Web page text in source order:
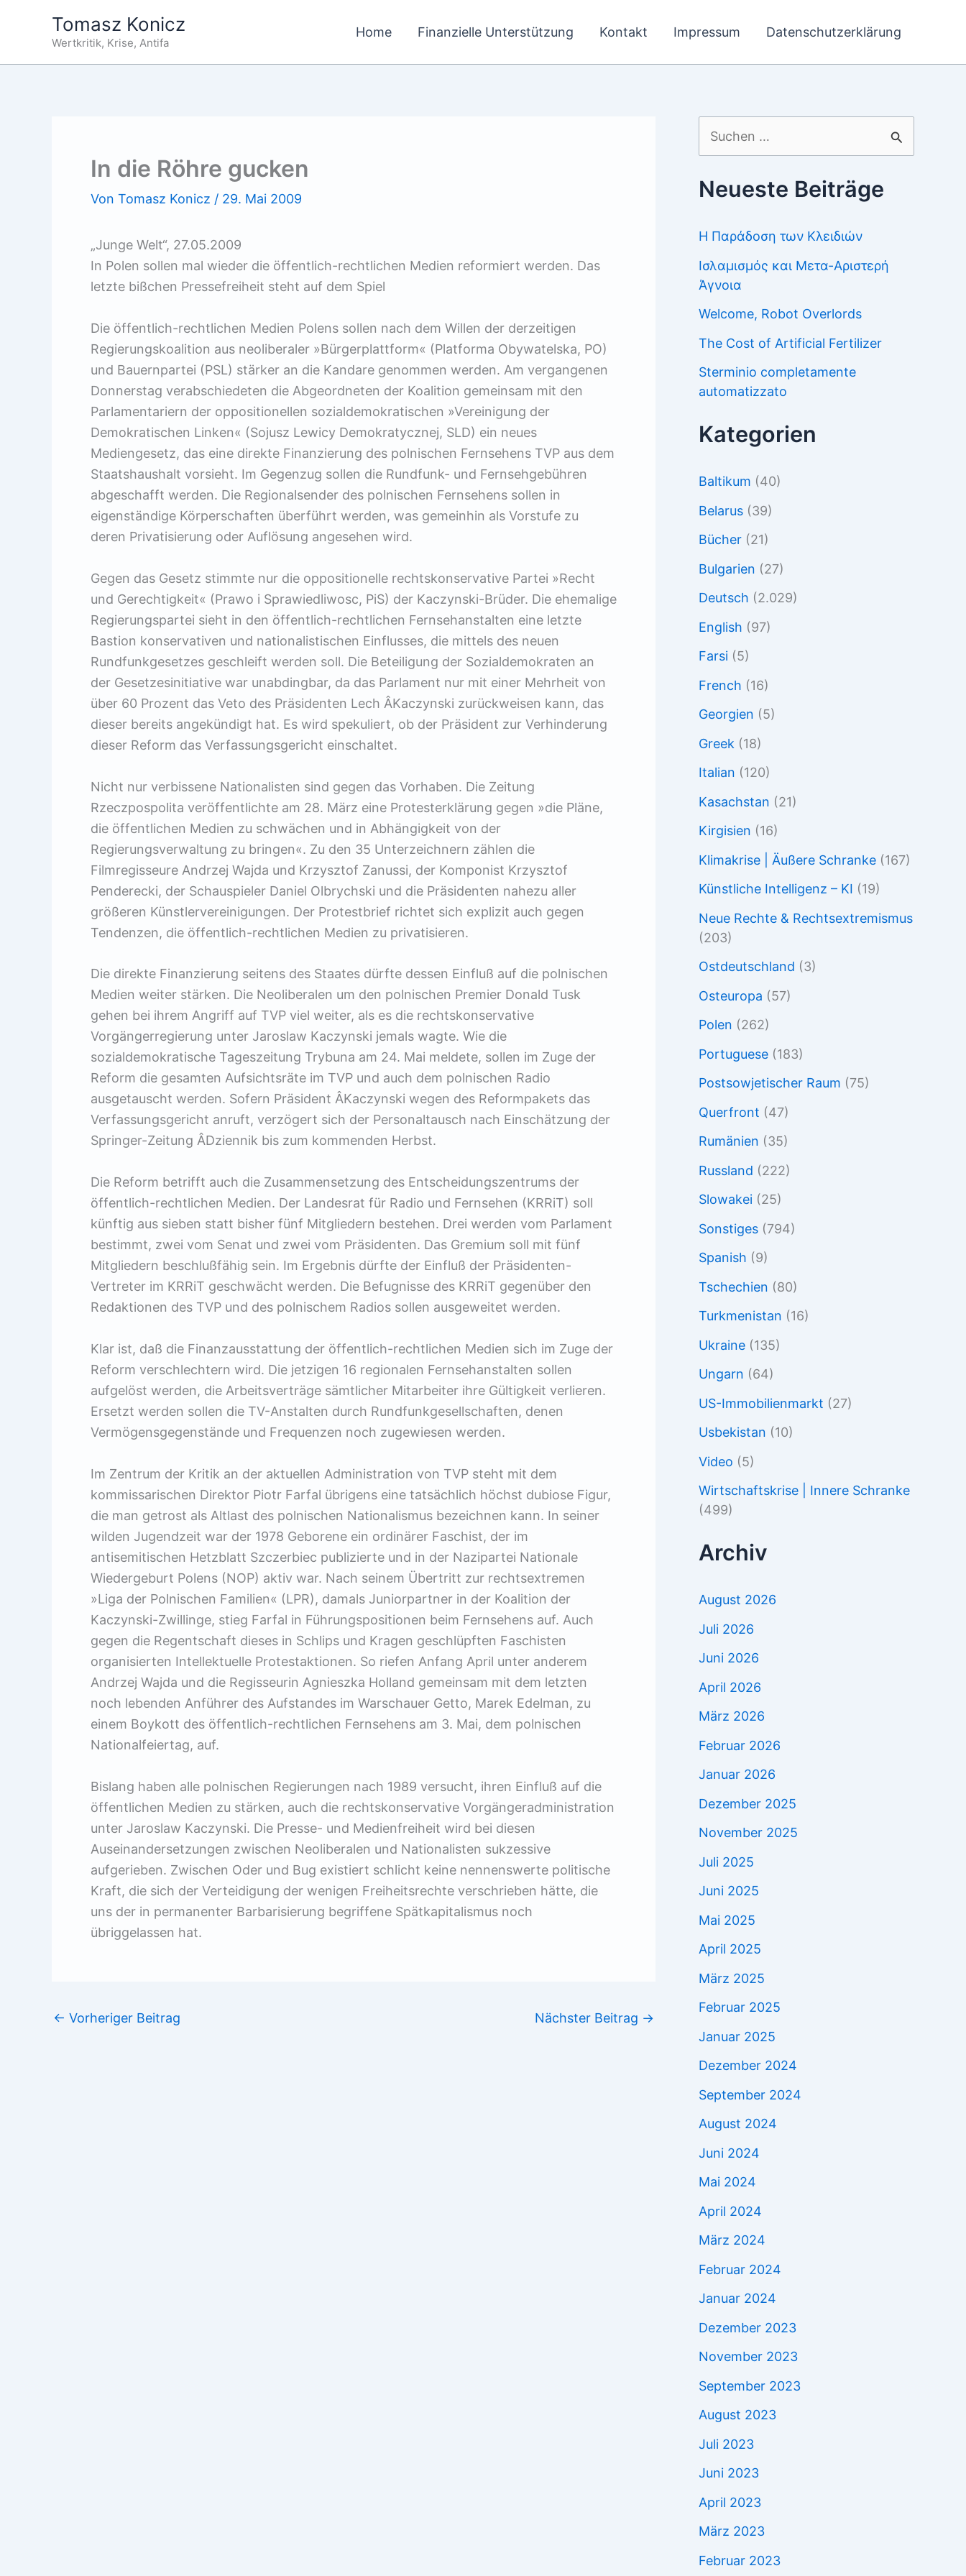
Tomasz Konicz
Wertkritik, Krise, Antifa
Home Finanzielle Unterstützung Kontakt Impressum Datenschutzerklärung
In die Röhre gucken
Von Tomasz Konicz / 29. Mai 2009
„Junge Welt“, 27.05.2009
In Polen sollen mal wieder die öffentlich-rechtlichen Medien reformiert werden. Das
letzte bißchen Pressefreiheit steht auf dem Spiel
Die öffentlich-rechtlichen Medien Polens sollen nach dem Willen der derzeitigen
Regierungskoalition aus neoliberaler »Bürgerplattform« (Platforma Obywatelska, PO)
und Bauernpartei (PSL) stärker an die Kandare genommen werden. Am vergangenen
Donnerstag verabschiedeten die Abgeordneten der Koalition gemeinsam mit den
Parlamentariern der oppositionellen sozialdemokratischen »Vereinigung der
Demokratischen Linken« (Sojusz Lewicy Demokratycznej, SLD) ein neues
Mediengesetz, das eine direkte Finanzierung des polnischen Fernsehens TVP aus dem
Staatshaushalt vorsieht. Im Gegenzug sollen die Rundfunk- und Fernsehgebühren
abgeschafft werden. Die Regionalsender des polnischen Fernsehens sollen in
eigenständige Körperschaften überführt werden, was gemeinhin als Vorstufe zu
deren Privatisierung oder Auflösung angesehen wird.
Gegen das Gesetz stimmte nur die oppositionelle rechtskonservative Partei »Recht
und Gerechtigkeit« (Prawo i Sprawiedliwosc, PiS) der Kaczynski-Brüder. Die ehemalige
Regierungspartei sieht in den öffentlich-rechtlichen Fernsehanstalten eine letzte
Bastion konservativen und nationalistischen Einflusses, die mittels des neuen
Rundfunkgesetzes geschleift werden soll. Die Beteiligung der Sozialdemokraten an
der Gesetzesinitiative war unabdingbar, da das Parlament nur mit einer Mehrheit von
über 60 Prozent das Veto des Präsidenten Lech Â­Kaczynski zurückweisen kann, das
dieser bereits angekündigt hat. Es wird spekuliert, ob der Präsident zur Verhinderung
dieser Reform das Verfassungsgericht einschaltet.
Nicht nur verbissene Nationalisten sind gegen das Vorhaben. Die Zeitung
Rzeczpospolita veröffentlichte am 28. März eine Protesterklärung gegen »die Pläne,
die öffentlichen Medien zu schwächen und in Abhängigkeit von der
Regierungsverwaltung zu bringen«. Zu den 35 Unterzeichnern zählen die
Filmregisseure Andrzej Wajda und Krzysztof Zanussi, der Komponist Krzysztof
Penderecki, der Schauspieler Daniel Olbrychski und die Präsidenten nahezu aller
größeren Künstlervereinigungen. Der Protestbrief richtet sich explizit auch gegen
Tendenzen, die öffentlich-rechtlichen Medien zu privatisieren.
Die direkte Finanzierung seitens des Staates dürfte dessen Einfluß auf die polnischen
Medien weiter stärken. Die Neoliberalen um den polnischen Premier Donald Tusk
gehen bei ihrem Angriff auf TVP viel weiter, als es die rechtskonservative
Vorgängerregierung unter Jaroslaw Kaczynski jemals wagte. Wie die
sozialdemokratische Tageszeitung Trybuna am 24. Mai meldete, sollen im Zuge der
Reform die gesamten Aufsichtsräte im TVP und auch dem polnischen Radio
ausgetauscht werden. Sofern Präsident Â­Kaczynski wegen des Reformpakets das
Verfassungsgericht anruft, verzögert sich der Personaltausch nach Einschätzung der
Springer-Zeitung Â­Dziennik bis zum kommenden Herbst.
Die Reform betrifft auch die Zusammensetzung des Entscheidungszentrums der
öffentlich-rechtlichen Medien. Der Landesrat für Radio und Fernsehen (KRRiT) soll
künftig aus sieben statt bisher fünf Mitgliedern bestehen. Drei werden vom Parlament
bestimmt, zwei vom Senat und zwei vom Präsidenten. Das Gremium soll mit fünf
Mitgliedern beschlußfähig sein. Im Ergebnis dürfte der Einfluß der Präsidenten-
Vertreter im KRRiT geschwächt werden. Die Befugnisse des KRRiT gegenüber den
Redaktionen des TVP und des polnischem Radios sollen ausgeweitet werden.
Klar ist, daß die Finanzausstattung der öffentlich-rechtlichen Medien sich im Zuge der
Reform verschlechtern wird. Die jetzigen 16 regionalen Fernsehanstalten sollen
aufgelöst werden, die Arbeitsverträge sämtlicher Mitarbeiter ihre Gültigkeit verlieren.
Ersetzt werden sollen die TV-Anstalten durch Rundfunkgesellschaften, denen
Vermögensgegenstände und Frequenzen noch zugewiesen werden.
Im Zentrum der Kritik an der aktuellen Administration von TVP steht mit dem
kommissarischen Direktor Piotr Farfal übrigens eine tatsächlich höchst dubiose Figur,
die man getrost als Altlast des polnischen Nationalismus bezeichnen kann. In seiner
wilden Jugendzeit war der 1978 Geborene ein ordinärer Faschist, der im
antisemitischen Hetzblatt Szczerbiec publizierte und in der Nazipartei Nationale
Wiedergeburt Polens (NOP) aktiv war. Nach seinem Übertritt zur rechtsextremen
»Liga der Polnischen Familien« (LPR), damals Juniorpartner in der Koalition der
Kaczynski-Zwillinge, stieg Farfal in Führungspositionen beim Fernsehens auf. Auch
gegen die Regentschaft dieses in Schlips und Kragen geschlüpften Faschisten
organisierten Intellektuelle Protestaktionen. So riefen Anfang April unter anderem
Andrzej Wajda und die Regisseurin Agnieszka Holland gemeinsam mit dem letzten
noch lebenden Anführer des Aufstandes im Warschauer Getto, Marek Edelman, zu
einem Boykott des öffentlich-rechtlichen Fernsehens am 3. Mai, dem polnischen
Nationalfeiertag, auf.
Bislang haben alle polnischen Regierungen nach 1989 versucht, ihren Einfluß auf die
öffentlichen Medien zu stärken, auch die rechtskonservative Vorgängeradministration
unter Jaroslaw Kaczynski. Die Presse- und Medienfreiheit wird bei diesen
Auseinandersetzungen zwischen Neoliberalen und Nationalisten sukzessive
aufgerieben. Zwischen Oder und Bug existiert schlicht keine nennenswerte politische
Kraft, die sich der Verteidigung der wenigen Freiheitsrechte verschrieben hätte, die
uns der in permanenter Barbarisierung begriffene Spätkapitalismus noch
übriggelassen hat.
← Vorheriger Beitrag Nächster Beitrag →
Suchen
nach:
Neueste Beiträge
Η Παράδοση των Κλειδιών
Ισλαμισμός και Μετα-Αριστερή
Άγνοια
Welcome, Robot Overlords
The Cost of Artificial Fertilizer
Sterminio completamente
automatizzato
Kategorien
Baltikum (40)
Belarus (39)
Bücher (21)
Bulgarien (27)
Deutsch (2.029)
English (97)
Farsi (5)
French (16)
Georgien (5)
Greek (18)
Italian (120)
Kasachstan (21)
Kirgisien (16)
Klimakrise | Äußere Schranke (167)
Künstliche Intelligenz – KI (19)
Neue Rechte & Rechtsextremismus
(203)
Ostdeutschland (3)
Osteuropa (57)
Polen (262)
Portuguese (183)
Postsowjetischer Raum (75)
Querfront (47)
Rumänien (35)
Russland (222)
Slowakei (25)
Sonstiges (794)
Spanish (9)
Tschechien (80)
Turkmenistan (16)
Ukraine (135)
Ungarn (64)
US-Immobilienmarkt (27)
Usbekistan (10)
Video (5)
Wirtschaftskrise | Innere Schranke
(499)
Archiv
August 2026
Juli 2026
Juni 2026
April 2026
März 2026
Februar 2026
Januar 2026
Dezember 2025
November 2025
Juli 2025
Juni 2025
Mai 2025
April 2025
März 2025
Februar 2025
Januar 2025
Dezember 2024
September 2024
August 2024
Juni 2024
Mai 2024
April 2024
März 2024
Februar 2024
Januar 2024
Dezember 2023
November 2023
September 2023
August 2023
Juli 2023
Juni 2023
April 2023
März 2023
Februar 2023